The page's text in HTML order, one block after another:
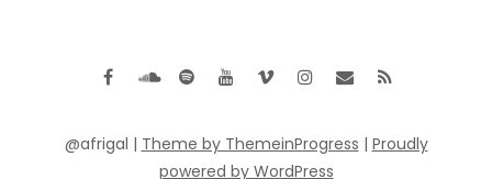
@afrigal | Theme by ThemeinProgress | Proudly
powered by WordPress